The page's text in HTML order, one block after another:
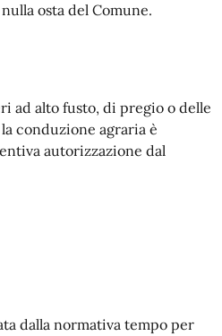
osta del Comune.
ad alto fusto, di pregio o delle
conduzione agraria è
autorizzazione dal
dalla normativa tempo per